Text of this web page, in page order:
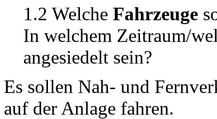
1.2 Welche Fahrzeuge
In welchem Zeitraum/
angesiedelt sein?
Es sollen Nah- und
auf der Anlage fahren.